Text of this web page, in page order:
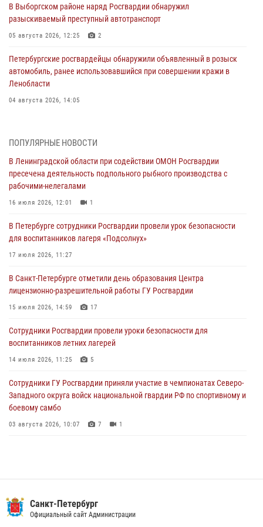
В Выборгском районе наряд Росгвардии обнаружил
разыскиваемый преступный автотранспорт
05 августа 2026, 12:25 2
Петербургские росгвардейцы обнаружили объявленный в розыск
автомобиль, ранее использовавшийся при совершении кражи в
Ленобласти
04 августа 2026, 14:05
также оказали доврачебную помощь пострадавшим
03 августа 2026, 14:15 3 1
Росгвардейцы приняли участие в Большом семейном фестивале
03 августа 2026, 13:26
В Ленинградской области сотрудники Росгвардии обнаружили
пропавшего мальчика с нарушением слуха и помогли ему вернуться
домой
В Санкт-Петербурге при содействии СОБР Росгвардии задержаны
подозреваемые в мошеннических действиях
Сотрудники ГУ Росгвардии приняли участие в чемпионатах Северо-
Западного округа войск национальной гвардии РФ по спортивному и
03 августа 2026, 10:07 7 1
ПОПУЛЯРНЫЕ НОВОСТИ
В Ленинградской области при содействии ОМОН Росгвардии
пресечена деятельность подпольного рыбного производства с
рабочими-нелегалами
16 июля 2026, 12:01 1
В Петербурге сотрудники Росгвардии провели урок безопасности
для воспитанников лагеря «Подсолнух»
17 июля 2026, 11:27
В Санкт-Петербурге отметили день образования Центра
лицензионно-разрешительной работы ГУ Росгвардии
15 июля 2026, 14:59 17
Сотрудники Росгвардии провели уроки безопасности для
воспитанников летних лагерей
14 июля 2026, 11:25 5
Сотрудники ГУ Росгвардии приняли участие в чемпионатах Северо-
Западного округа войск национальной гвардии РФ по спортивному и
боевому самбо
03 августа 2026, 10:07 7 1
В Красногвардейском районе росгвардейцы задержали хулигана,
угрожавшего мужчине пневматическим пистолетом
Санкт-Петербург
Официальный сайт Администрации